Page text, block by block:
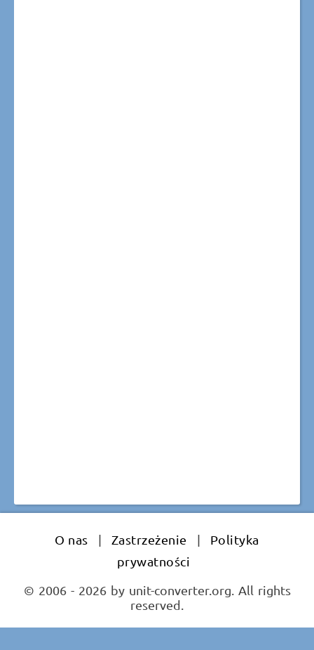
O nas | Zastrzeżenie |
Polityka
prywatności
© 2006 - 2026 by unit-converter.org. All rights
reserved.